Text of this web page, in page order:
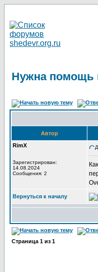
Нужна помощь
Автор
RimX
Зарегистрирован:
14.08.2024
Сообщения: 2
Вернуться к началу
Страница 1 из 1